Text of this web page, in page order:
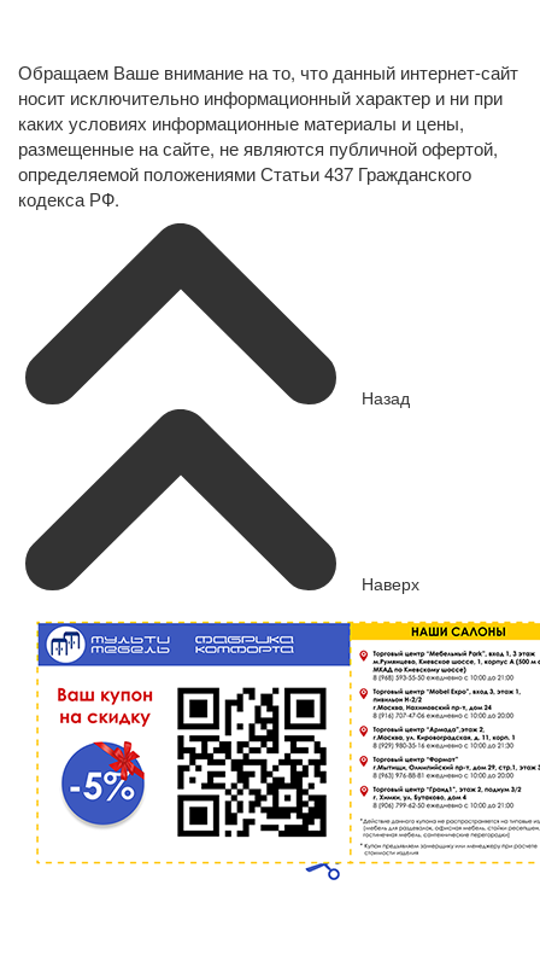
Обращаем Ваше внимание на то, что данный интернет-сайт
носит исключительно информационный характер и ни при
каких условиях информационные материалы и цены,
размещенные на сайте, не являются публичной офертой,
определяемой положениями Статьи 437 Гражданского
кодекса РФ.
Назад
Наверх